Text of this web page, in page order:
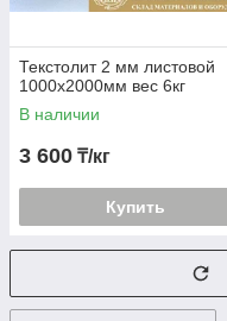
Текстолит 2 мм листовой
1000х2000мм вес 6кг
В наличии
3 600 ₸/кг
Купить